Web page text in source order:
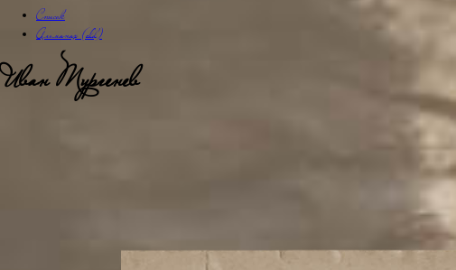
Список
Альманах (old)
Иван Тургенев